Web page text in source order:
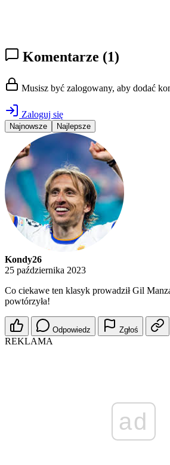
Komentarze (1)
Musisz być zalogowany, aby dodać
Zaloguj się
Najnowsze Najlepsze
Kondy26
25 października 2023
Co ciekawe ten klasyk prowadził Gil
powtórzyła!
Odpowiedz Zgłoś
REKLAMA
ad